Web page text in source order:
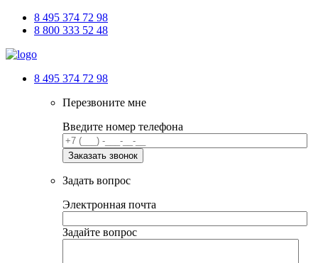
8 495 374 72 98
8 800 333 52 48
8 495 374 72 98
Перезвоните мне
Введите номер телефона
Задать вопрос
Электронная почта
Задайте вопрос